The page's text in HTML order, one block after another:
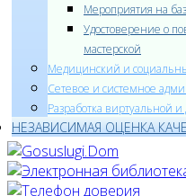
Мероприятия на
Удостоверение о
мастерской
Медицинский и
Cетевое и системное
Разработка виртуальной
НЕЗАВИСИМАЯ ОЦЕНКА